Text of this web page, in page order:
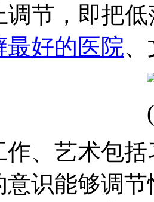
节，即把低
最好的医院
作、艺术包
意识能够调